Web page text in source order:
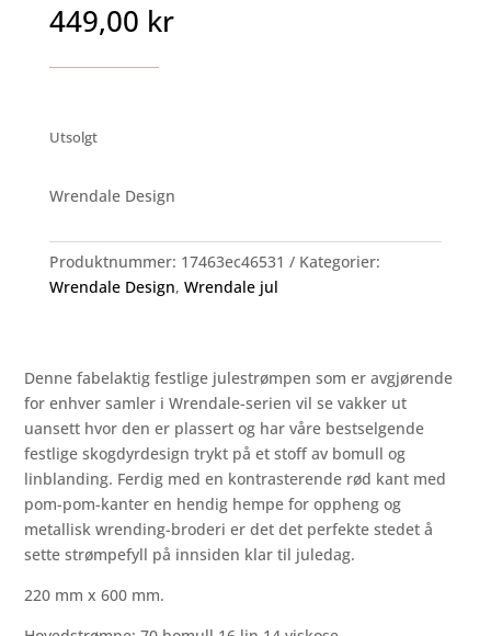
449,00 kr
Utsolgt
Wrendale Design
Produktnummer: 17463ec46531
Kategorier:
Wrendale Design, Wrendale jul
Denne fabelaktig festlige julestrømpen som er avgjørende
for enhver samler i Wrendale-serien vil se vakker ut
uansett hvor den er plassert og har våre bestselgende
festlige skogdyrdesign trykt på et stoff av bomull og
linblanding. Ferdig med en kontrasterende rød kant med
pom-pom-kanter en hendig hempe for oppheng og
metallisk wrending-broderi er det det perfekte stedet å
sette strømpefyll på innsiden klar til juledag.
220 mm x 600 mm.